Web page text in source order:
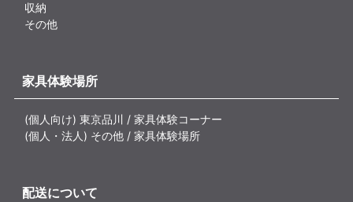
収納
その他
家具体験場所
(個人向け) 東京品川 / 家具体験コーナー
(個人・法人) その他 / 家具体験場所
配送について